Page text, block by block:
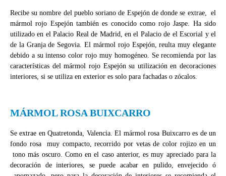
Recibe su nombre del pueblo soriano de Espejón de donde se extrae, el
mármol rojo Espejón también es conocido como rojo Jaspe. Ha sido
utilizado en el Palacio Real de Madrid, en el Palacio de el Escorial y el
de la Granja de Segovia. El mármol rojo Espejón, reulta muy elegante
debido a su intenso color rojo muy homogéneo. Se recomienda por las
características del mármol rojo Espejón su utilización en decoraciones
interiores, si se utiliza en exterior es solo para fachadas o zócalos.
MÁRMOL ROSA BUIXCARRO
Se extrae en Quatretonda, Valencia. El mármol rosa Buixcarro es de un
fondo rosa muy compacto, recorrido por vetas de color rojizo en un
tono más oscuro. Como en el caso anterior, es muy apreciado para la
decoración de interiores, se puede acabar en pulido, envejecido ó